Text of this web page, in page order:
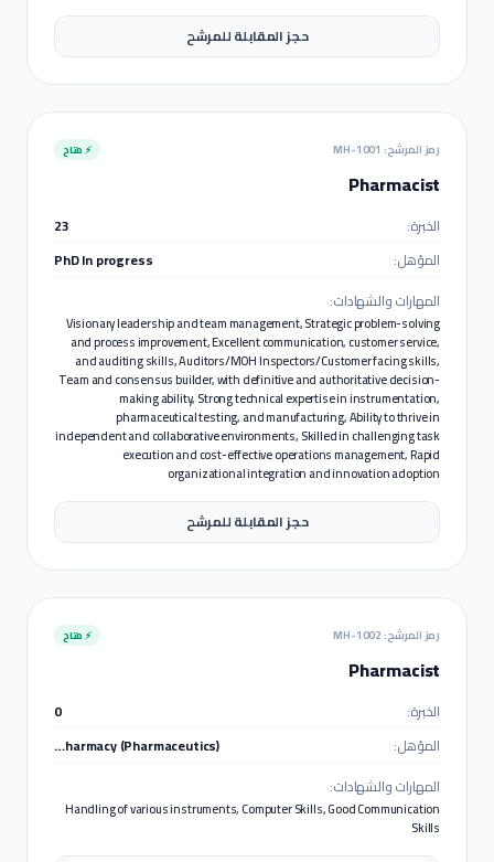
حجز المقابلة للمرشح
رمز المرشح: MH-1001 ⚡ متاح
Pharmacist
الخبرة:
23
المؤهل:
PhD In progress
المهارات والشهادات:
Visionary leadership and team management, Strategic problem-solving
and process improvement, Excellent communication, customer service,
and auditing skills, Auditors/MOH Inspectors/Customer facing skills,
Team and consensus builder, with definitive and authoritative decision-
making ability, Strong technical expertise in instrumentation,
pharmaceutical testing, and manufacturing, Ability to thrive in
independent and collaborative environments, Skilled in challenging task
execution and cost-effective operations management, Rapid
organizational integration and innovation adoption
حجز المقابلة للمرشح
رمز المرشح:MH-1002 ⚡ متاح
Pharmacist
الخبرة:
0
المؤهل:
M. Pharmacy (Pharmaceutics)
المهارات والشهادات:
Handling of various instruments, Computer Skills, Good Communication
Skills